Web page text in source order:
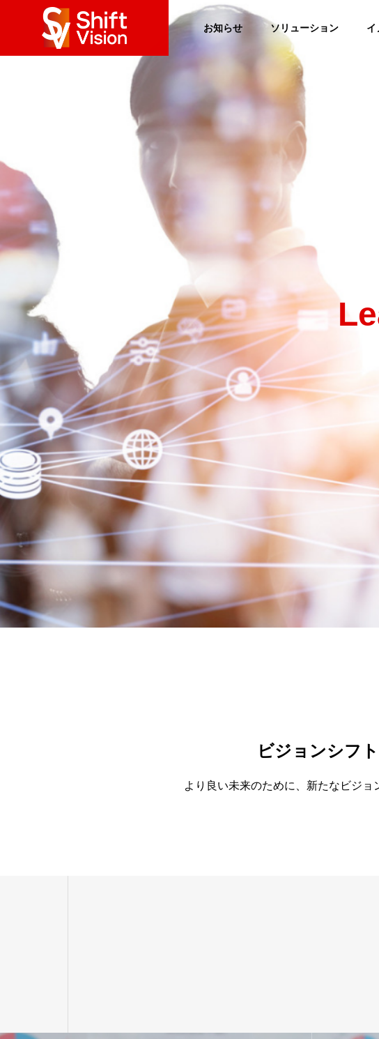
お知らせ ソリューション イ
Our Solution
Shifting Vision & Strategy
COMPANY
MESSAGE
BOARD MEMBER
Le
ビジョンシフ
より良い未来のために、新たなビジョ